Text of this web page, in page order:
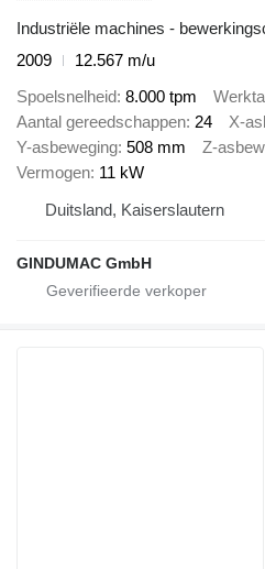
Industriële machines -
2009
12.567 m/u
Spoelsnelheid 8.000 tpm
Aantal gereedschappen 24 X-
Y-asbeweging 508 mm Z-
Vermogen 11 kW
Duitsland, Kaiserslautern
GINDUMAC GmbH